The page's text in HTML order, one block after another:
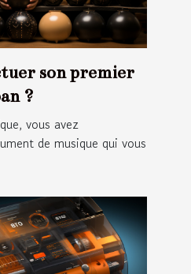
son premier
?
vous avez
de musique qui vous